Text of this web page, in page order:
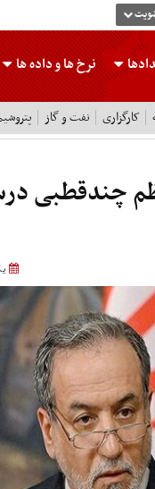
نرخ هاو داده ها
کارگزاری نفت و گاز
چندقطبی